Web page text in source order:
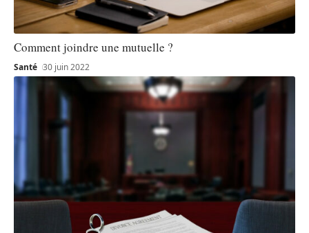
Comment joindre une mutuelle ?
Santé 30 juin 2022